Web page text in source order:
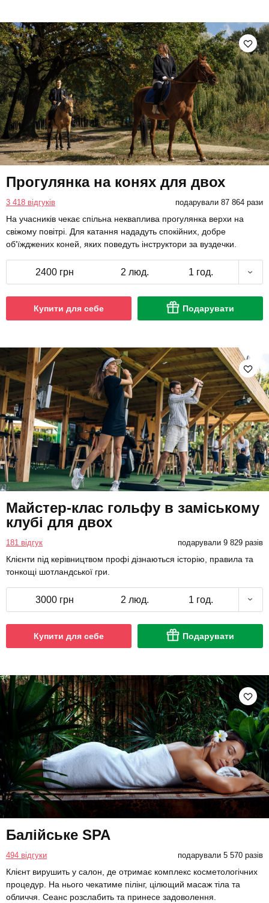
Прогулянка на конях для двох
3 418 відгуків подарували 87 864 рази
На учасників чекає спільна некваплива прогулянка верхи на
свіжому повітрі. Для катання нададуть спокійних, добре
об'їжджених коней, яких поведуть інструктори за вуздечки.
2400 грн 2 люд. 1 год.
Купити для себе Подарувати
Майстер-клас гольфу в заміському
клубі для двох
181 відгук подарували 9 829 разів
Клієнти під керівництвом профі дізнаються історію, правила та
тонкощі шотландської гри.
3000 грн 2 люд. 1 год.
Купити для себе Подарувати
Балійське SPA
494 відгуки подарували 5 570 разів
Клієнт вирушить у салон, де отримає комплекс косметологічних
процедур. На нього чекатиме пілінг, цілющий масаж тіла та
обличчя. Сеанс розслабить та принесе задоволення.